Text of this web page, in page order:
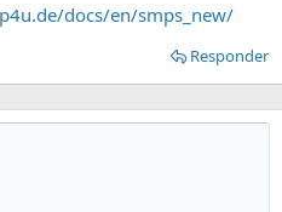
docs/en/smps_new/
Responder